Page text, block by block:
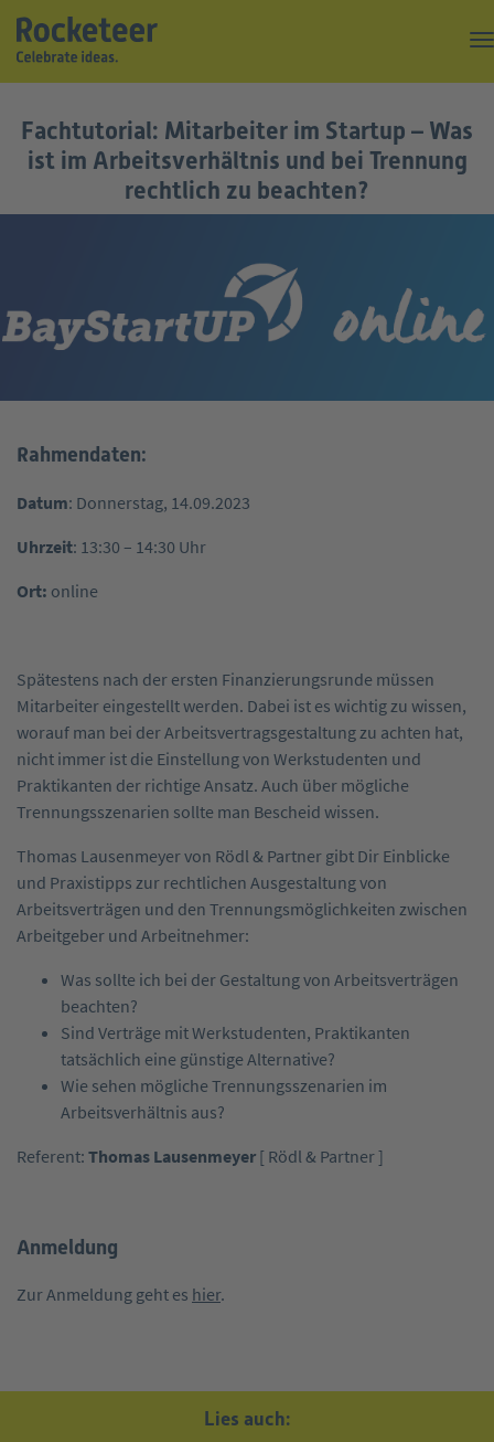
Top of the Rock
Über uns
Fachtutorial: Mitarbeiter im Startup – Was
ist im Arbeitsverhältnis und bei Trennung
rechtlich zu beachten?
Rahmendaten:
Datum: Donnerstag, 14.09.2023
Uhrzeit: 13:30 – 14:30 Uhr
Ort: online
Spätestens nach der ersten Finanzierungsrunde müssen
Mitarbeiter eingestellt werden. Dabei ist es wichtig zu wissen,
worauf man bei der Arbeitsvertragsgestaltung zu achten hat,
nicht immer ist die Einstellung von Werkstudenten und
Praktikanten der richtige Ansatz. Auch über mögliche
Trennungsszenarien sollte man Bescheid wissen.
Thomas Lausenmeyer von Rödl & Partner gibt Dir Einblicke
und Praxistipps zur rechtlichen Ausgestaltung von
Arbeitsverträgen und den Trennungsmöglichkeiten zwischen
Arbeitgeber und Arbeitnehmer:
Was sollte ich bei der Gestaltung von Arbeitsverträgen
beachten?
Sind Verträge mit Werkstudenten, Praktikanten
tatsächlich eine günstige Alternative?
Wie sehen mögliche Trennungsszenarien im
Arbeitsverhältnis aus?
Referent: Thomas Lausenmeyer [ Rödl & Partner ]
Anmeldung
Zur Anmeldung geht es hier.
Lies auch: